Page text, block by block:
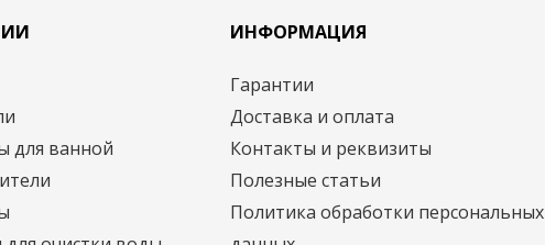
для ванной
ИНФОРМАЦИЯ
Гарантии
Доставка и оплата
Контакты и реквизиты
Полезные статьи
Политика обработки персональных